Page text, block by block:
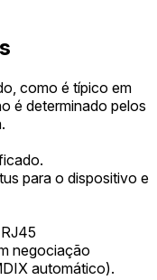
como é típico em
é determinado pelos
para o dispositivo e
negociação
automático).